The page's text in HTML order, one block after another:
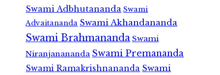
Swami Adbhutananda Swami
Advaitananda Swami Akhandananda
Swami Brahmananda Swami
Niranjanananda Swami Premananda
Swami Ramakrishnananda Swami